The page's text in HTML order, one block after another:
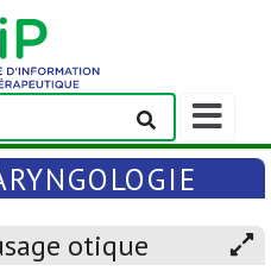
Afficher/
la
barre
de
navigation
otique